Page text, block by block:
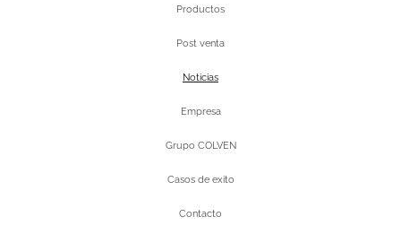
Productos
Post venta
Noticias
Empresa
Grupo COLVEN
Casos de exito
Contacto